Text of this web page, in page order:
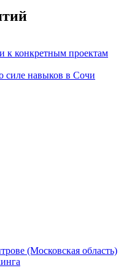
к конкретным проектам
навыков в Сочи
(Московская область)